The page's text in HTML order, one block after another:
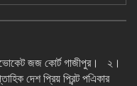
জজ কোর্ট গাজীপুর। ২।
দেশ প্রিয় প্রিন্ট পএিকার